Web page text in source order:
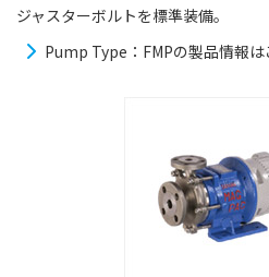
ジャスターボルトを標準装備。
Pump Type：FMPの製品情報は